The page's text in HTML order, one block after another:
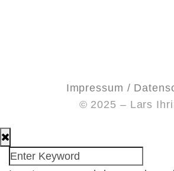
Impressum /
© 2025 – Lars